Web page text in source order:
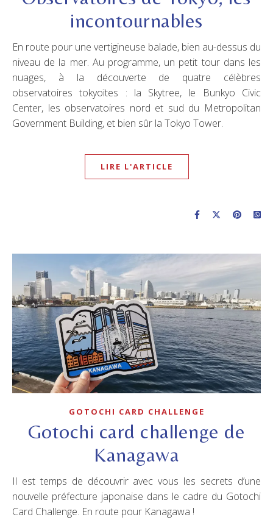
incontournables
En route pour une vertigineuse balade, bien au-dessus du
niveau de la mer. Au programme, un petit tour dans les
nuages, à la découverte de quatre célèbres
observatoires tokyoïtes : la Skytree, le Bunkyo Civic
Center, les observatoires nord et sud du Metropolitan
Government Building, et bien sûr la Tokyo Tower.
LIRE L'ARTICLE
GOTOCHI CARD CHALLENGE
Gotochi card challenge de
Kanagawa
Il est temps de découvrir avec vous les secrets d’une
nouvelle préfecture japonaise dans le cadre du Gotochi
Card Challenge. En route pour Kanagawa !